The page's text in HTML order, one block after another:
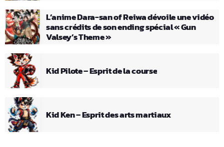
L’anime Dara-san of Reiwa dévoile une vidéo
sans crédits de son ending spécial « Gun
Valsey’s Theme »
Kid Pilote – Esprit de la course
Kid Ken – Esprit des arts martiaux